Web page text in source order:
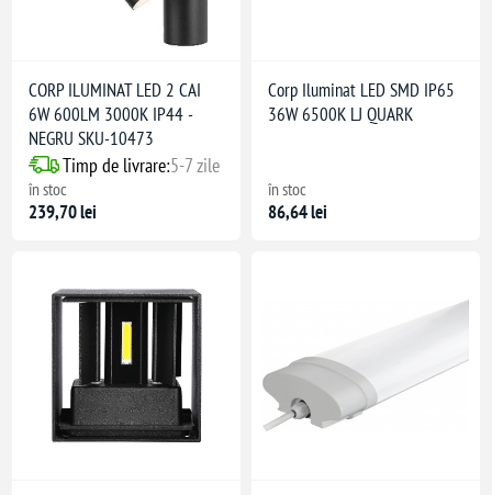
CORP ILUMINAT LED 2 CAI
6W 600LM 3000K IP44 -
NEGRU SKU-10473
Timp de livrare:5-7 zile
în stoc
239,70 lei
Corp Iluminat LED SMD IP65
36W 6500K LJ QUARK
în stoc
86,64 lei